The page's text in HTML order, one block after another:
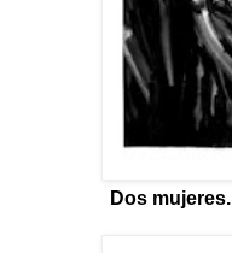
Dos mujeres.